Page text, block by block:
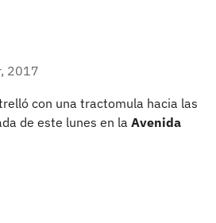
2017
con una tractomula hacia las
de este lunes en la Avenida